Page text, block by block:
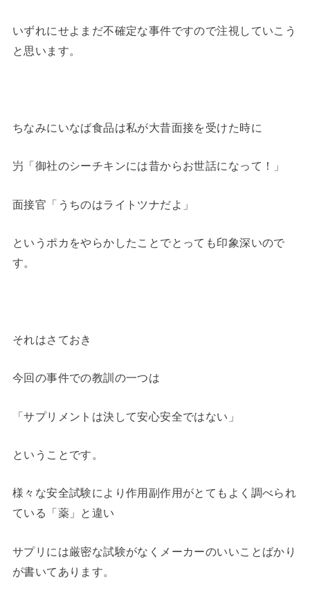
いずれにせよまだ不確定な事件ですので注視していこう
と思います。
ちなみにいなば食品は私が大昔面接を受けた時に
屶「御社のシーチキンには昔からお世話になって！」
面接官「うちのはライトツナだよ」
というポカをやらかしたことでとっても印象深いので
す。
それはさておき
今回の事件での教訓の一つは
「サプリメントは決して安心安全ではない」
ということです。
様々な安全試験により作用副作用がとてもよく調べられ
ている「薬」と違い
サプリには厳密な試験がなくメーカーのいいことばかり
が書いてあります。